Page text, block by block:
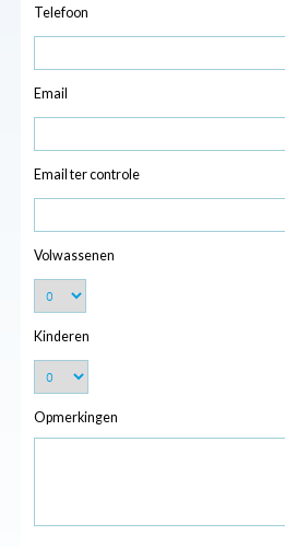
Telefoon
Email
Email ter controle
Volwassenen
Kinderen
Opmerkingen